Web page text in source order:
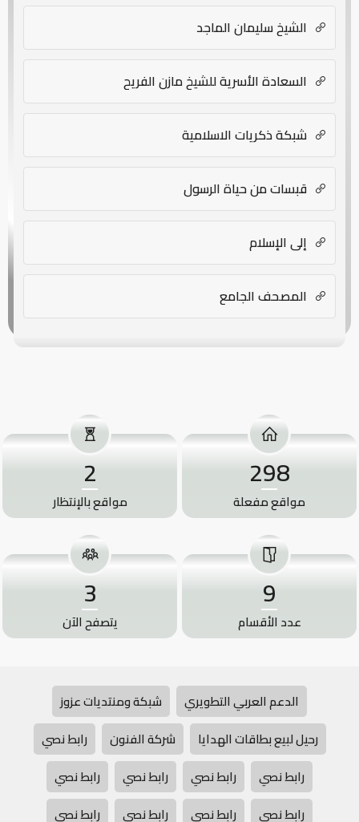
الشيخ سليمان الماجد
السعادة الأسرية للشيخ مازن الفريح
شبكة ذكريات الاسلامية
قبسات من حياة الرسول
إلى الإسلام
المصحف الجامع
298
مواقع مفعلة
2
مواقع بالإنتظار
9
عدد الأقسام
3
يتصفح الآن
الدعم العربي التطويري
شبكة ومنتديات عزوز
رحيل لبيع بطاقات الهدايا
شركة الفنون
رابط نصي
رابط نصي
رابط نصي رابط نصي
رابط نصي
رابط نصي
رابط نصي رابط نصي رابط نصي